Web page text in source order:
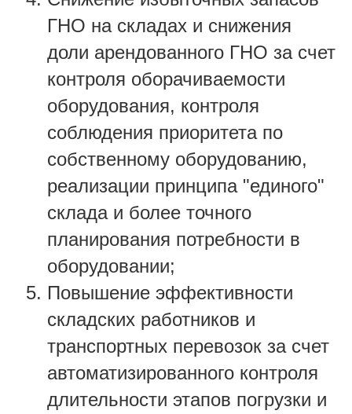
ГНО на складах и снижения
доли арендованного ГНО за счет
контроля оборачиваемости
оборудования, контроля
соблюдения приоритета по
собственному оборудованию,
реализации принципа "единого"
склада и более точного
планирования потребности в
оборудовании;
Повышение эффективности
складских работников и
транспортных перевозок за счет
автоматизированного контроля
длительности этапов погрузки и